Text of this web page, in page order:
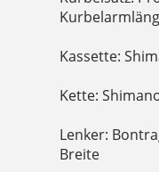
Kassette:
Kette:
Lenker:
Breite